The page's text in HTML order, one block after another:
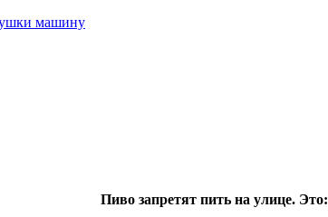
машину
Пиво запретят пить на улице. Это: